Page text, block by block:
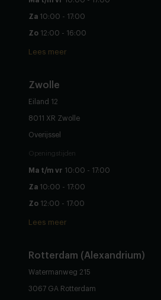
Za 10:00 - 17:00
Zo 12:00 - 16:00
Lees meer
Zwolle
Eiland 12
8011 XR Zwolle
Overijssel
Openingstijden
Ma t/m vr 10:00 - 17:00
Za 10:00 - 17:00
Zo 12:00 - 17:00
Lees meer
Rotterdam (Alexandrium)
Watermanweg 215
3067 GA Rotterdam